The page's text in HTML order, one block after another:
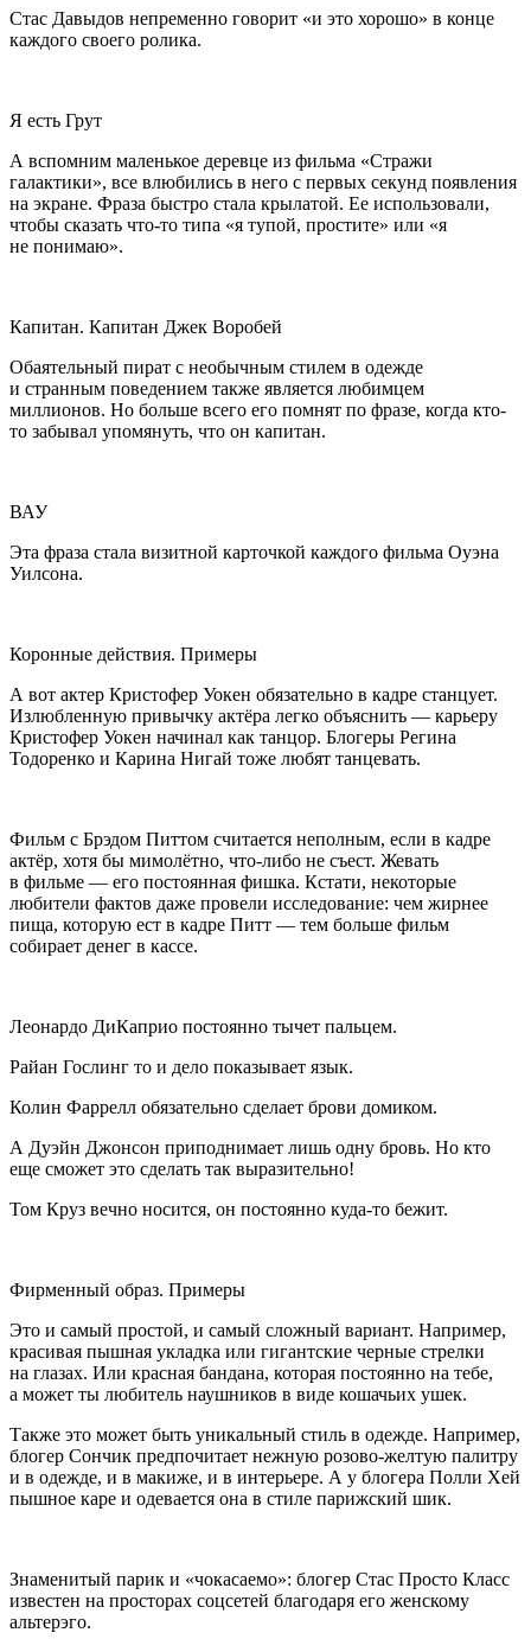
Стас Давыдов непременно говорит «и это хорошо» в конце
каждого своего ролика.
Я есть Грут
А вспомним маленькое деревце из фильма «Стражи
галактики», все влюбились в него с первых секунд появления
на экране. Фраза быстро стала крылатой. Ее использовали,
чтобы сказать что-то типа «я тупой, простите» или «я
не понимаю».
Капитан. Капитан Джек Воробей
Обаятельный пират с необычным стилем в одежде
и странным поведением также является любимцем
миллионов. Но больше всего его помнят по фразе, когда кто-
то забывал упомянуть, что он капитан.
ВАУ
Эта фраза стала визитной карточкой каждого фильма Оуэна
Уилсона.
Коронные действия. Примеры
А вот актер Кристофер Уокен обязательно в кадре станцует.
Излюбленную привычку актёра легко объяснить — карьеру
Кристофер Уокен начинал как танцор. Блогеры Регина
Тодоренко и Карина Нигай тоже любят танцевать.
Фильм с Брэдом Питтом считается неполным, если в кадре
актёр, хотя бы мимолётно, что-либо не съест. Жевать
в фильме — его постоянная фишка. Кстати, некоторые
любители фактов даже провели исследование: чем жирнее
пища, которую ест в кадре Питт — тем больше фильм
собирает денег в кассе.
Леонардо ДиКаприо постоянно тычет пальцем.
Райан Гослинг то и дело показывает язык.
Колин Фаррелл обязательно сделает брови домиком.
А Дуэйн Джонсон приподнимает лишь одну бровь. Но кто
еще сможет это сделать так выразительно!
Том Круз вечно носится, он постоянно куда-то бежит.
Фирменный образ. Примеры
Это и самый простой, и самый сложный вариант. Например,
красивая пышная укладка или гигантские черные стрелки
на глазах. Или красная бандана, которая постоянно на тебе,
а может ты любитель наушников в виде кошачьих ушек.
Также это может быть уникальный стиль в одежде. Например,
блогер Сончик предпочитает нежную розово-желтую палитру
и в одежде, и в макиже, и в интерьере. А у блогера Полли Хей
пышное каре и одевается она в стиле парижский шик.
Знаменитый парик и «чокасаемо»: блогер Стас Просто Класс
известен на просторах соцсетей благодаря его женскому
альтерэго.